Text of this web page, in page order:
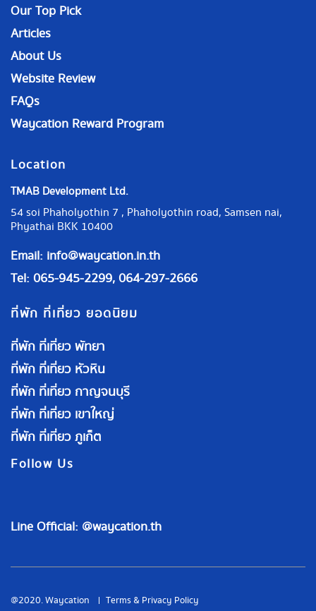
Our Top Pick
Articles
About Us
Website Review
FAQs
Waycation Reward Program
Location
TMAB Development Ltd.
54 soi Phaholyothin 7 , Phaholyothin road, Samsen nai,
Phyathai BKK 10400
Email: info@waycation.in.th
Tel: 065-945-2299, 064-297-2666
ที่พัก ที่เที่ยว ยอดนิยม
ที่พัก ที่เที่ยว พัทยา
ที่พัก ที่เที่ยว หัวหิน
ที่พัก ที่เที่ยว กาญจนบุรี
ที่พัก ที่เที่ยว เขาใหญ่
ที่พัก ที่เที่ยว ภูเก็ต
Follow Us
Line Official: @waycation.th
@2020. Waycation Terms & Privacy Policy